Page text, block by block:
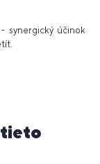
- synergický účinok
tieto